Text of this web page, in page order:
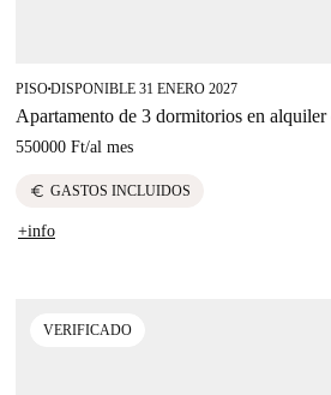
PISO■DISPONIBLE 31 ENERO 2027
Apartamento de 3 dormitorios en alquiler
550000 Ft/al mes
euro GASTOS INCLUIDOS
+info
VERIFICADO